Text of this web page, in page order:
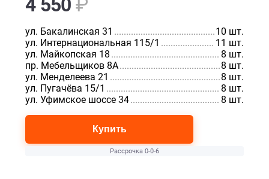
4 550₽
ул. Бакалинская 31
10 шт.
ул. Интернациональная 115/1
11 шт.
ул. Майкопская 18 .................................................................
8 шт.
пр. Мебельщиков 8А
8 шт.
ул. Менделеева 21 .................................................................
8 шт.
ул. Пугачёва 15/1 .................................................................
8 шт.
ул. Уфимское шоссе 34
8 шт.
Купить
Рассрочка 0-0-6